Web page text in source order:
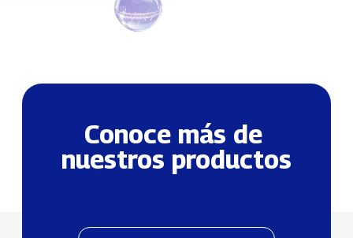
Conoce más de
nuestros productos